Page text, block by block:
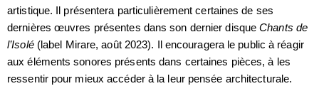
artistique. Il présentera particulièrement certaines de ses
dernières œuvres présentes dans son dernier disqueChants de
l’Isolé(label Mirare, août 2023). Il encouragera le public à réagir
aux éléments sonores présents dans certaines pièces, à les
ressentir pour mieux accéder à la leur pensée architecturale.